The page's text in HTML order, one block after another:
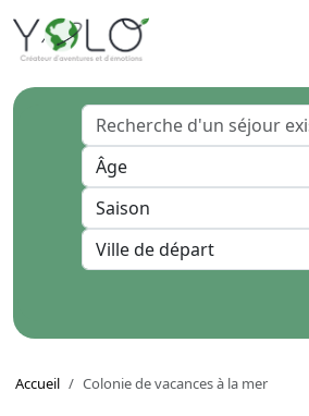
Accueil Colonie de vacances à la mer